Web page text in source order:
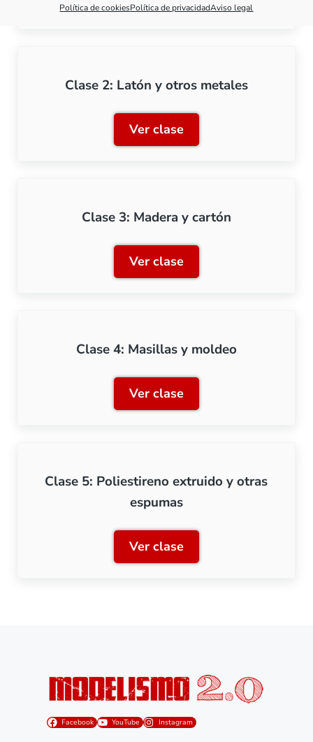
Política de cookiesPolítica de privacidadAviso legal
Clase 2: Latón y otros metales
Ver claseClase 2: Latón y otros
Clase 3: Madera y cartón
Ver claseClase 3: Madera y cartón
Clase 4: Masillas y moldeo
Ver claseClase 4: Masillas y moldeo
Clase 5: Poliestireno extruido y otras
espumas
Ver claseClase 5: Poliestireno
Facebook YouTube Instagram